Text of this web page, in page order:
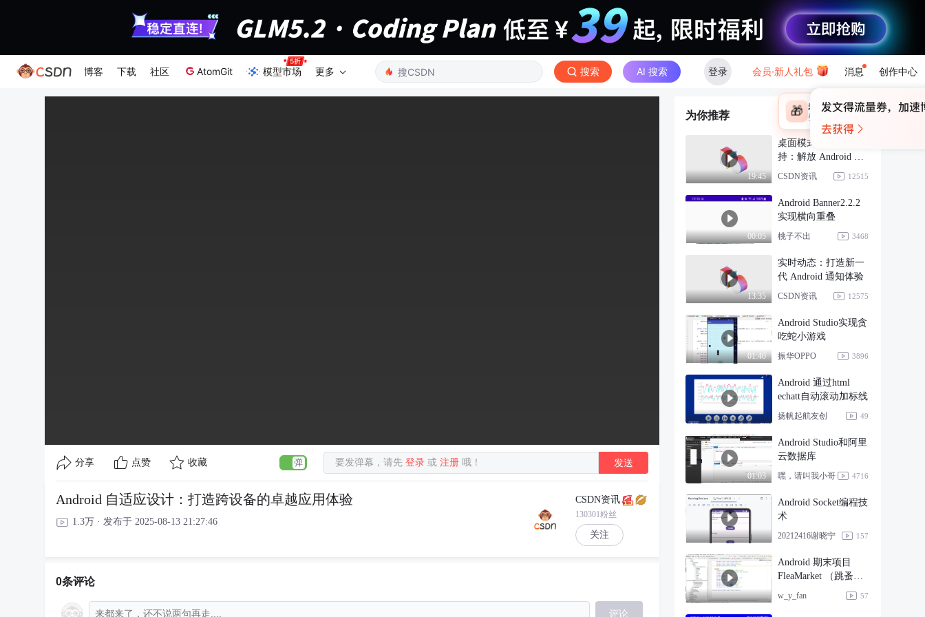
博客 下载 社区 AtomGit 模型市场 更多 搜索 AI 搜索 登录 会员·新人礼包 消息 创作中心
×
🎁 未登录
登录领取最高
分享 点赞 收藏 要发弹幕，请先登录 或注册 哦！ 发送
Android 自适应设计：打造跨设备的卓越应用体验
1.3万 · 发布于 2025-08-13 21:27:46
CSDN资讯
130301粉丝
关注
0条评论
评论
为你推荐
19:45
桌面模式与手写笔支
持：解放 Android 用
户生产力
CSDN资讯 12515
00:05
Android Banner2.2.2
实现横向重叠
桃子不出 3468
13:35
实时动态：打造新一
代 Android 通知体验
CSDN资讯 12575
01:40
Android Studio实现贪
吃蛇小游戏
振华OPPO 3896
Android 通过html
echatt自动滚动加标线
扬帆起航友创 49
01:03
Android Studio和阿里
云数据库
嘿，请叫我小哥 4716
Android Socket编程技
术
20212416谢晓宁 157
Android 期末项目
FleaMarket （跳蚤市
w_y_fan 57